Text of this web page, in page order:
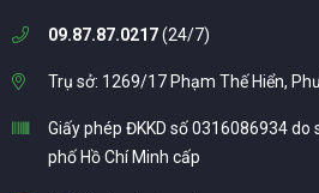
09.87.87.0217(24/7)
Trụ sở: 1269/17 Phạm Thế Hiển,
Giấy phép ĐKKD số 0316086934
phố Hồ Chí Minh cấp